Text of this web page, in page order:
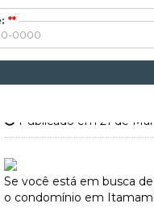
Descubra tudo
Ubatuba.
Publicado em 21 de
Se você está em busca
o condomínio em
**